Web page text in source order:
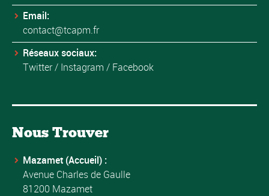
Email:
contact@tcapm.fr
Réseaux sociaux:
Twitter/ Instagram / Facebook
Nous Trouver
Mazamet (Accueil) :
Avenue Charles de Gaulle
81200 Mazamet